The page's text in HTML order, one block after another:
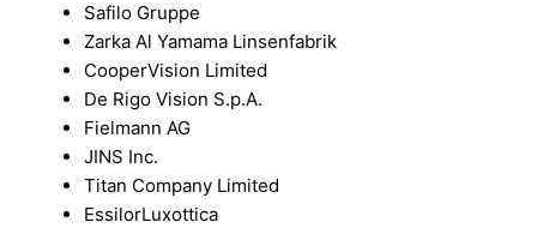
Safilo Gruppe
Zarka Al Yamama Linsenfabrik
CooperVision Limited
De Rigo Vision S.p.A.
Fielmann AG
JINS Inc.
Titan Company Limited
EssilorLuxottica